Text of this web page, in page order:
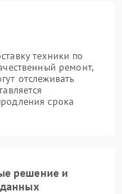
техники по
ремонт,
отслеживать
срока
решение и